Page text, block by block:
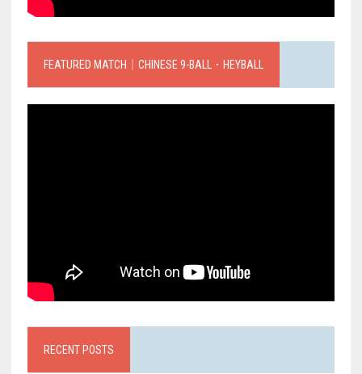
FEATURED MATCH｜CHINESE 9-BALL．HEYBALL
RECENT POSTS